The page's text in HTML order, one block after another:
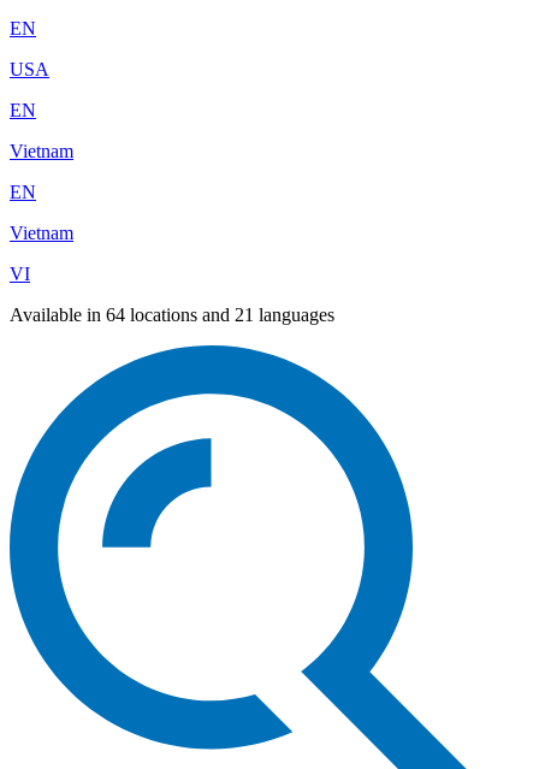
EN
USA
EN
Vietnam
EN
Vietnam
VI
Available in 64 locations and 21 languages